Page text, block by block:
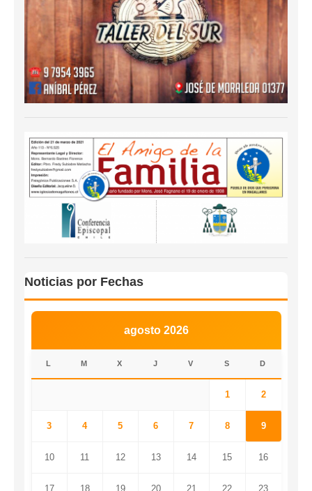
Noticias por Fechas
agosto 2026
L M X J V S D
1 2
3 4 5 6 7 8 9
10 11 12 13 14 15 16
17 18 19 20 21 22 23